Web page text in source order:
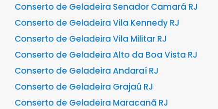
Conserto de Geladeira Senador Camará RJ
Conserto de Geladeira Vila Kennedy RJ
Conserto de Geladeira Vila Militar RJ
Conserto de Geladeira Alto da Boa Vista RJ
Conserto de Geladeira Andaraí RJ
Conserto de Geladeira Grajaú RJ
Conserto de Geladeira Maracanã RJ